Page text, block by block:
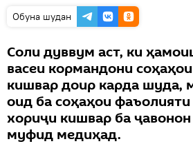
Обуна шудан
Соли дуввум аст, ки
васеи кормандони
кишвар доир карда шуда,
оид ба соҳаҳои
хориҷи кишвар ба
муфид медиҳад.